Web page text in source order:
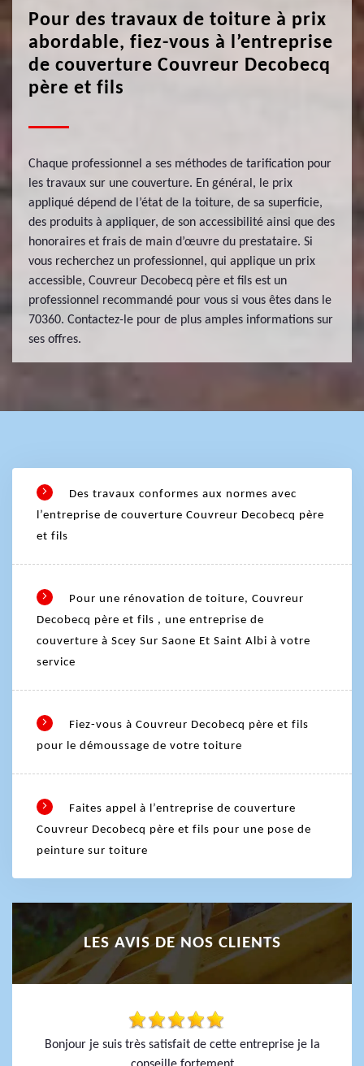
Pour des travaux de toiture à prix
abordable, fiez-vous à l’entreprise
de couverture Couvreur Decobecq
père et fils
Chaque professionnel a ses méthodes de tarification pour
les travaux sur une couverture. En général, le prix
appliqué dépend de l’état de la toiture, de sa superficie,
des produits à appliquer, de son accessibilité ainsi que des
honoraires et frais de main d’œuvre du prestataire. Si
vous recherchez un professionnel, qui applique un prix
accessible, Couvreur Decobecq père et fils est un
professionnel recommandé pour vous si vous êtes dans le
70360. Contactez-le pour de plus amples informations sur
ses offres.
Des travaux conformes aux normes avec
l’entreprise de couverture Couvreur Decobecq père
et fils
Pour une rénovation de toiture, Couvreur
Decobecq père et fils , une entreprise de
couverture à Scey Sur Saone Et Saint Albi à votre
service
Fiez-vous à Couvreur Decobecq père et fils
pour le démoussage de votre toiture
Faites appel à l’entreprise de couverture
Couvreur Decobecq père et fils pour une pose de
peinture sur toiture
LES AVIS DE NOS CLIENTS
Bonjour je suis très satisfait de cette entreprise je la